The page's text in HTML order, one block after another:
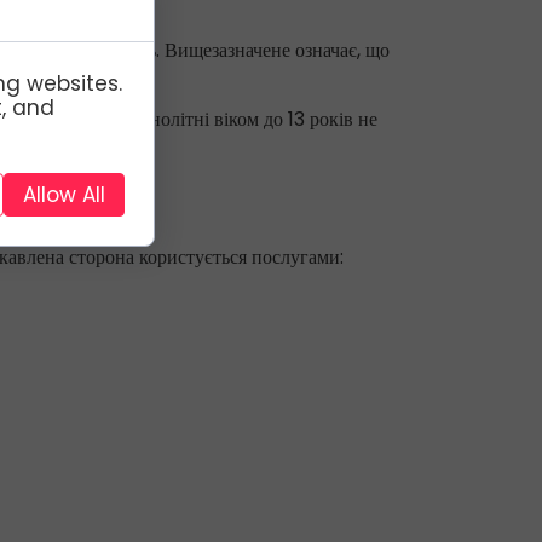
дієздатність. Вищезазначене означає, що
особи та неповнолітні віком до 13 років не
сторона користується послугами:
websites.
and
Allow All